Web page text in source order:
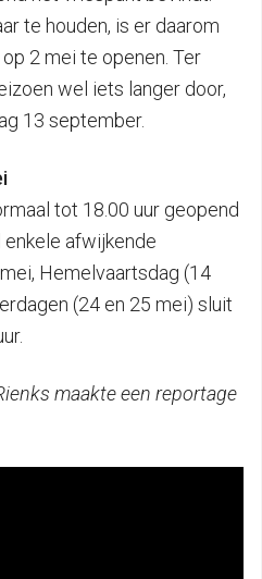
te houden, is er daarom
2 mei te openen. Ter
wel iets langer door,
13 september.
tot 18.00 uur geopend
enkele afwijkende
Hemelvaartsdag (14
(24 en 25 mei) sluit
maakte een reportage